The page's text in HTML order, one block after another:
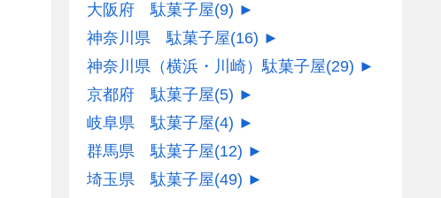
大阪府 駄菓子屋(9) ►
神奈川県 駄菓子屋(16) ►
神奈川県（横浜・川崎）駄菓子屋(29) ►
京都府 駄菓子屋(5) ►
岐阜県 駄菓子屋(4) ►
群馬県 駄菓子屋(12) ►
埼玉県 駄菓子屋(49) ►